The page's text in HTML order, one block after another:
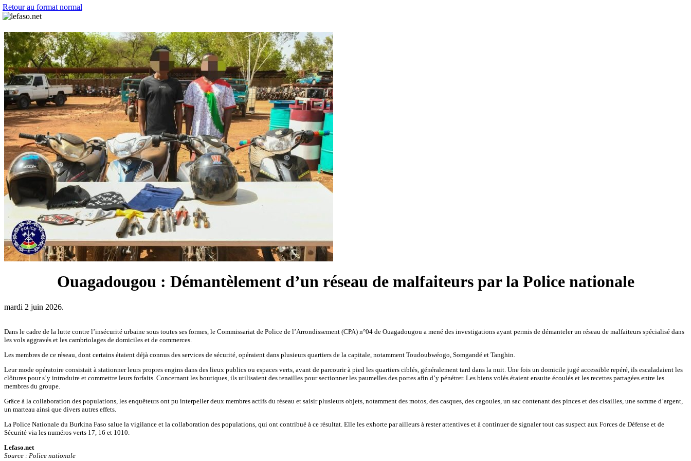
Retour au format normal
Ouagadougou : Démantèlement d’un réseau de malfaiteurs par la Police nationale
mardi 2 juin 2026.
Dans le cadre de la lutte contre l’insécurité urbaine sous toutes ses formes, le Commissariat de Police de l’Arrondissement (CPA) n°04 de Ouagadougou a mené des investigations ayant permis de démanteler un réseau de malfaiteurs spécialisé dans
les vols aggravés et les cambriolages de domiciles et de commerces.
Les membres de ce réseau, dont certains étaient déjà connus des services de sécurité, opéraient dans plusieurs quartiers de la capitale, notamment Toudoubwéogo, Somgandé et Tanghin.
Leur mode opératoire consistait à stationner leurs propres engins dans des lieux publics ou espaces verts, avant de parcourir à pied les quartiers ciblés, généralement tard dans la nuit. Une fois un domicile jugé accessible repéré, ils escaladaient les
clôtures pour s’y introduire et commettre leurs forfaits. Concernant les boutiques, ils utilisaient des tenailles pour sectionner les paumelles des portes afin d’y pénétrer. Les biens volés étaient ensuite écoulés et les recettes partagées entre les
membres du groupe.
Grâce à la collaboration des populations, les enquêteurs ont pu interpeller deux membres actifs du réseau et saisir plusieurs objets, notamment des motos, des casques, des cagoules, un sac contenant des pinces et des cisailles, une somme d’argent,
un marteau ainsi que divers autres effets.
La Police Nationale du Burkina Faso salue la vigilance et la collaboration des populations, qui ont contribué à ce résultat. Elle les exhorte par ailleurs à rester attentives et à continuer de signaler tout cas suspect aux Forces de Défense et de
Sécurité via les numéros verts 17, 16 et 1010.
Lefaso.net
Source : Police nationale